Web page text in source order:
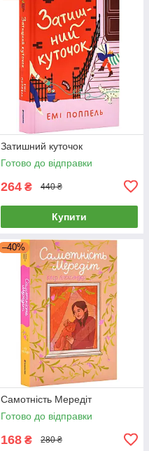
Затишний куточок
Готово до відправки
264 ₴ 440 ₴
Купити
–40%
Самотність Мередіт
Готово до відправки
168 ₴ 280 ₴